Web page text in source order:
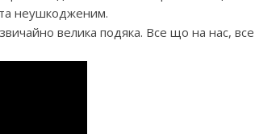
неушкодженим.
велика подяка. Все що на нас, все